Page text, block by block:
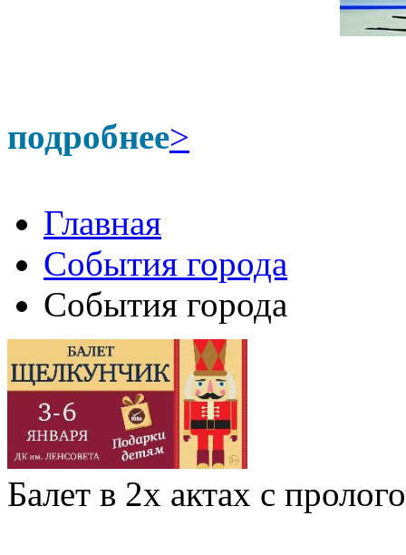
подробнее>
Главная
События города
События города
Балет в 2х актах с